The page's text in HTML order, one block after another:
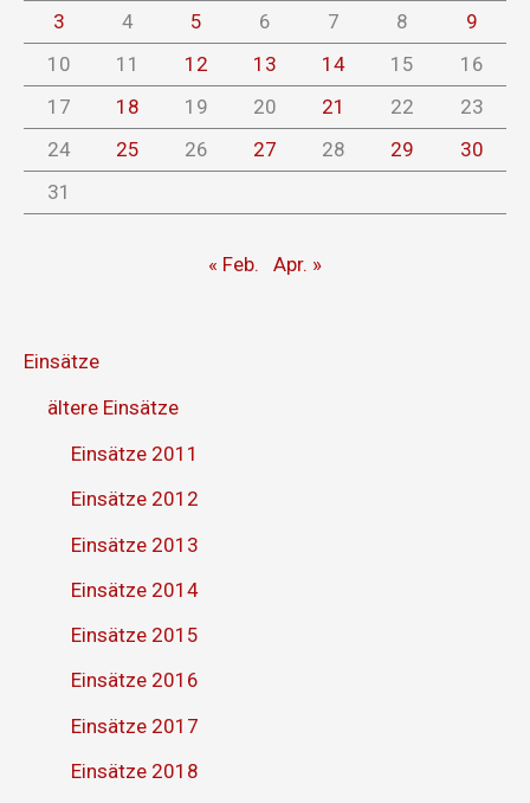
3
4 5 6 7 8
9
10
11 12 13 14 15
16
17
18 19 20 21 22
23
24
25 26 27 28 29
30
31
« Feb. Apr. »
Einsätze
ältere Einsätze
Einsätze 2011
Einsätze 2012
Einsätze 2013
Einsätze 2014
Einsätze 2015
Einsätze 2016
Einsätze 2017
Einsätze 2018